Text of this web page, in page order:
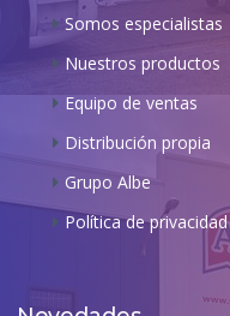
Somos especialistas
Nuestros productos
Equipo de ventas
Distribución propia
Grupo Albe
Política de privacidad